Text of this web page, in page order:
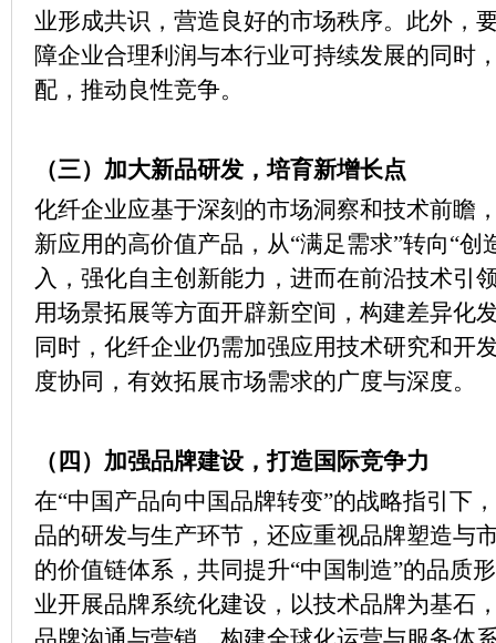
业形成共识，营造良好的市场秩序。此外，
障企业合理利润与本行业可持续发展的同时
配，推动良性竞争。
（三）加大新品研发，培育新增长点
化纤企业应基于深刻的市场洞察和技术前瞻
新应用的高价值产品，从“满足需求”转向“
入，强化自主创新能力，进而在前沿技术引
用场景拓展等方面开辟新空间，构建差异化
同时，化纤企业仍需加强应用技术研究和开
度协同，有效拓展市场需求的广度与深度。
（四）加强品牌建设，打造国际竞争力
在“中国产品向中国品牌转变”的战略指引下
品的研发与生产环节，还应重视品牌塑造与
的价值链体系，共同提升“中国制造”的品质
业开展品牌系统化建设，以技术品牌为基石